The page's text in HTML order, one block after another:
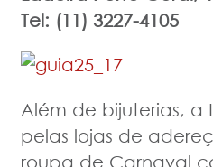
Tel: (11) 3227-4105
Além de bijuterias, a
pelas lojas de
roupa de Carnaval